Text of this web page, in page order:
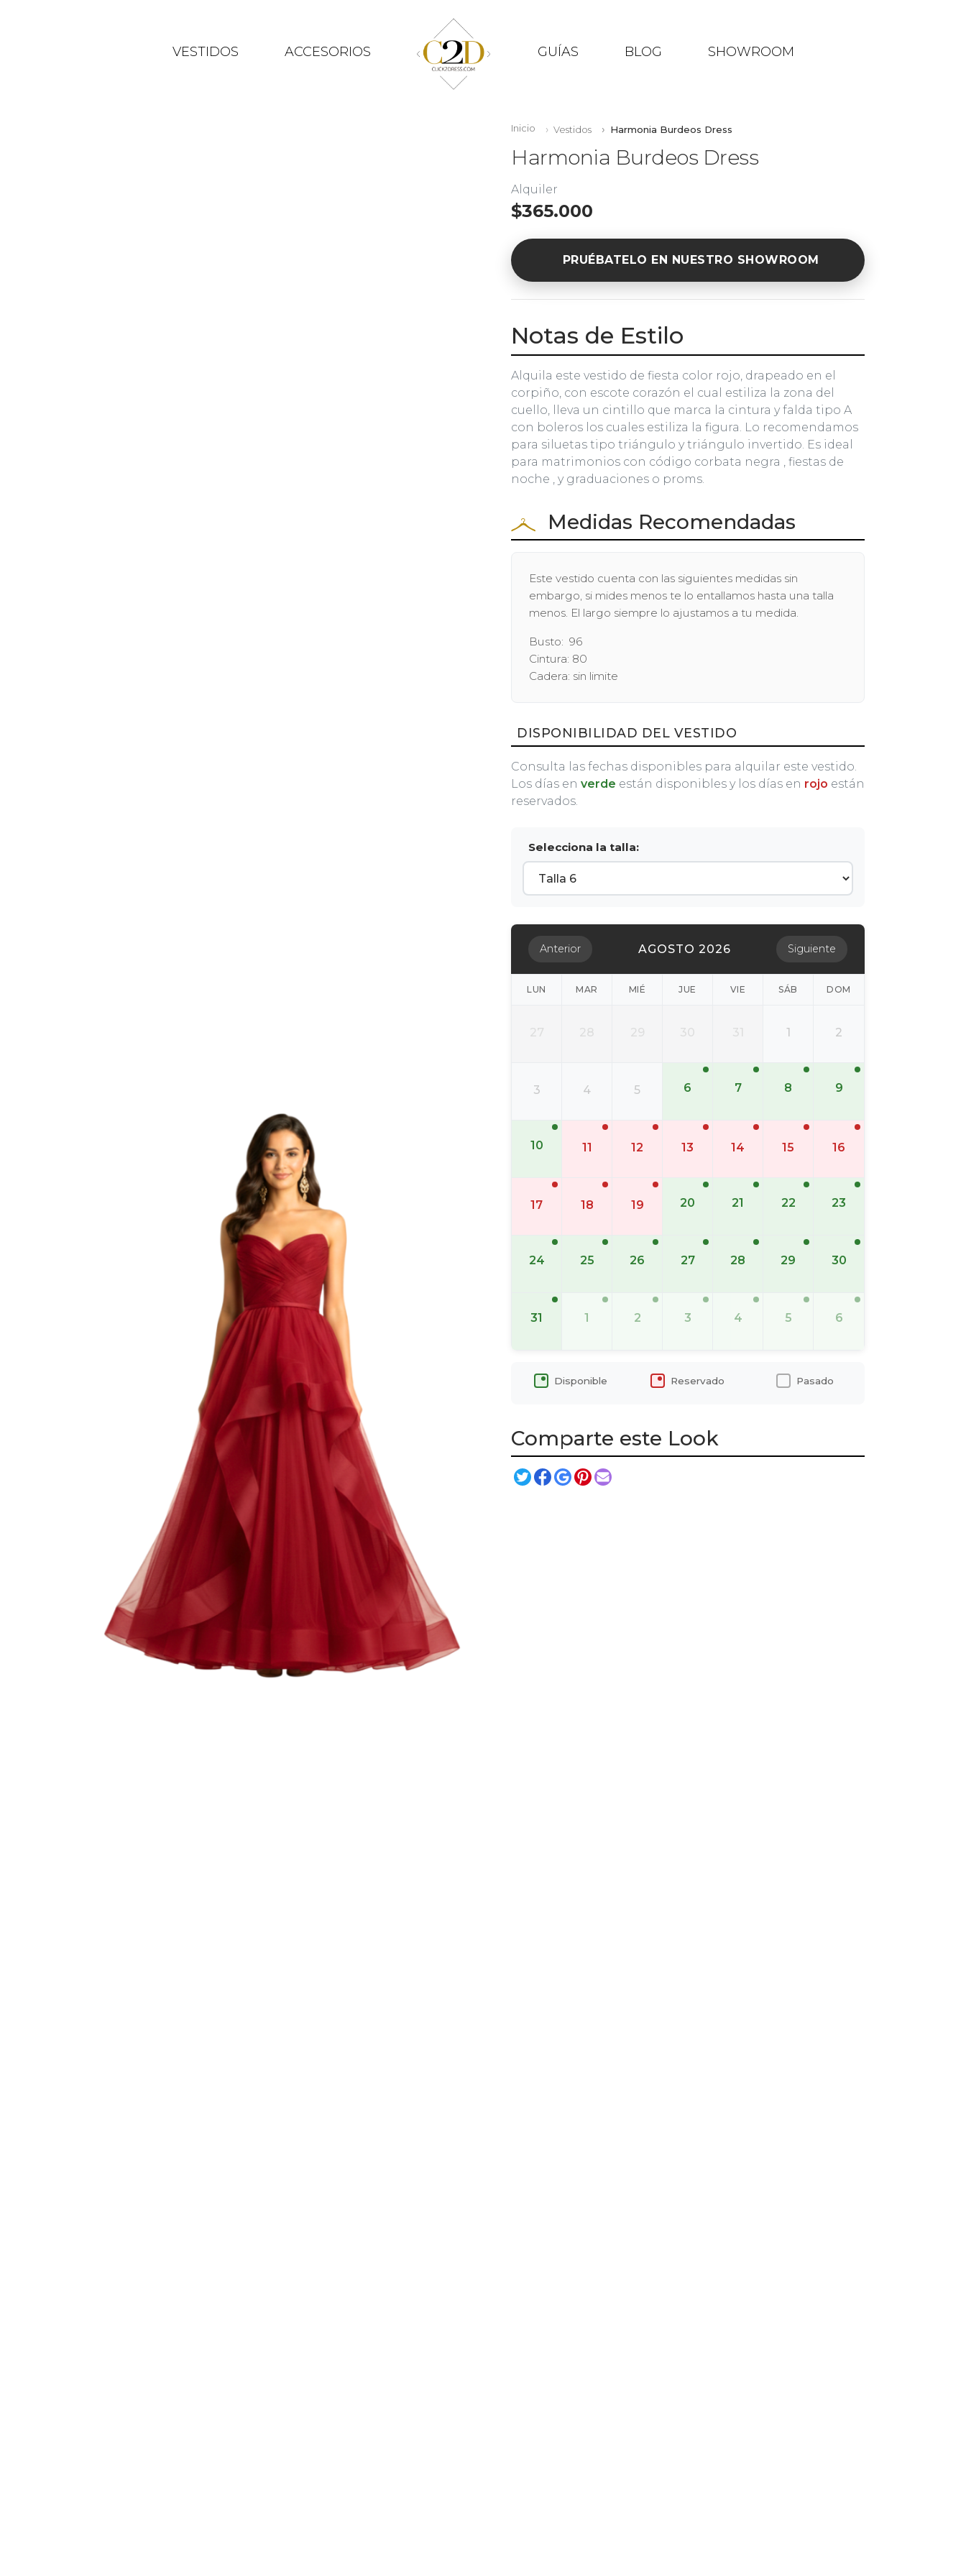
VESTIDOS ACCESORIOS GUÍAS BLOG SHOWROOM
Inicio Vestidos Harmonia Burdeos Dress
Harmonia Burdeos Dress
Alquiler
$365.000
PRUÉBATELO EN NUESTRO SHOWROOM
Notas de Estilo
Alquila este vestido de fiesta color rojo, drapeado en el
corpiño, con escote corazón el cual estiliza la zona del
cuello, lleva un cintillo que marca la cintura y falda tipo A
con boleros los cuales estiliza la figura. Lo recomendamos
para siluetas tipo triángulo y triángulo invertido. Es ideal
para matrimonios con código corbata negra , fiestas de
noche , y graduaciones o proms.
Medidas Recomendadas
Este vestido cuenta con las siguientes medidas sin
embargo, si mides menos te lo entallamos hasta una talla
menos. El largo siempre lo ajustamos a tu medida.
Busto: 96
Cintura: 80
Cadera: sin limite
DISPONIBILIDAD DEL VESTIDO
Consulta las fechas disponibles para alquilar este vestido.
Los días en verde están disponibles y los días en rojo están
reservados.
Selecciona la talla:
Anterior AGOSTO 2026 Siguiente
LUN MAR MIÉ JUE VIE SÁB DOM
27 28 29 30 31 1 2
3 4 5 6 7 8 9
10 11 12 13 14 15 16
17 18 19 20 21 22 23
24 25 26 27 28 29 30
31 1 2 3 4 5 6
Disponible Reservado Pasado
Comparte este Look